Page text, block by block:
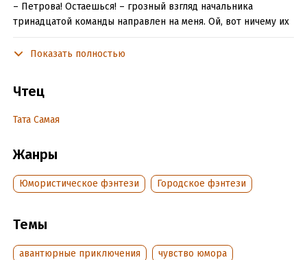
– Петрова! Остаешься! – грозный взгляд начальника
тринадцатой команды направлен на меня. Ой, вот ничему их
берут на дело. Ладно, я и своим ходом доберусь!
Год издания:
Дата поступления:23 октября 2022
Показать полностью
Чтец
Тата Самая
Жанры
Юмористическое фэнтези Городское фэнтези
Темы
авантюрные приключения
чувство юмора